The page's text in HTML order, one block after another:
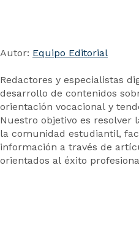
Autor: Equipo Editorial
Redactores y especialistas
desarrollo de contenidos
orientación vocacional y
Nuestro objetivo es resolver
la comunidad estudiantil,
información a través de
orientados al éxito